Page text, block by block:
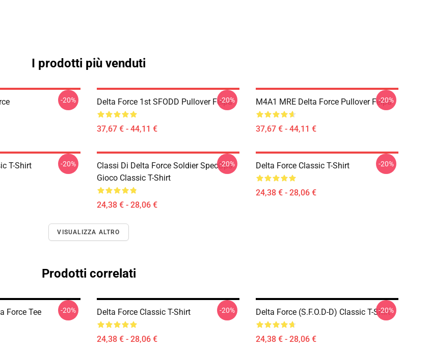
I prodotti più venduti
-20% Delta Force 1st SFODD Pullover Felpa
37,67 € - 44,11 €
-20% M4A1 MRE Delta Force Pullover Felpa
37,67 € - 44,11 €
-20%
T-Shirt -20%
Classi Di Delta Force Soldier SpecOps
Gioco Classic T-Shirt
24,38 € - 28,06 €
-20% Delta Force Classic T-Shirt
24,38 € - 28,06 €
-20%
VISUALIZZA ALTRO
Prodotti correlati
Force Tee
-20% Delta Force Classic T-Shirt
24,38 € - 28,06 €
-20% Delta Force (S.F.O.D-D) Classic T-Shirt
24,38 € - 28,06 €
-20%